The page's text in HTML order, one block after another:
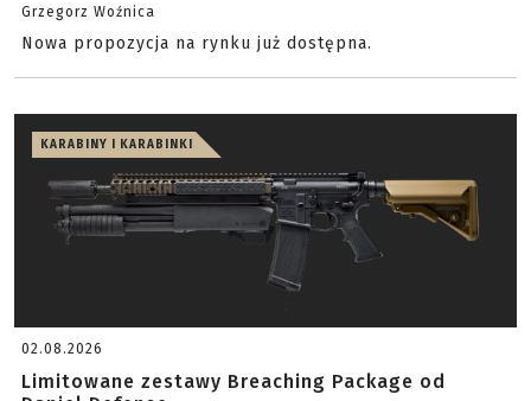
Grzegorz Woźnica
Nowa propozycja na rynku już dostępna.
KARABINY I KARABINKI
02.08.2026
Limitowane zestawy Breaching Package od